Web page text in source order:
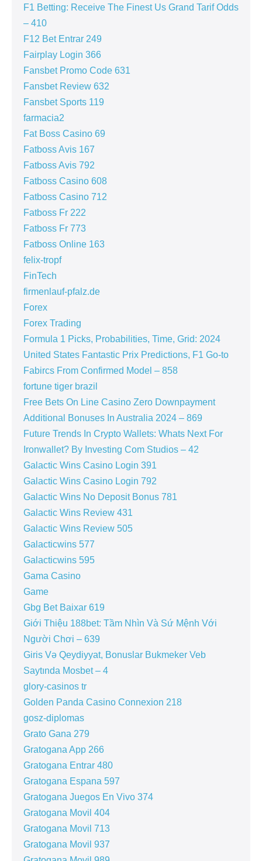
F1 Betting: Receive The Finest Us Grand Tarif Odds
– 410
F12 Bet Entrar 249
Fairplay Login 366
Fansbet Promo Code 631
Fansbet Review 632
Fansbet Sports 119
farmacia2
Fat Boss Casino 69
Fatboss Avis 167
Fatboss Avis 792
Fatboss Casino 608
Fatboss Casino 712
Fatboss Fr 222
Fatboss Fr 773
Fatboss Online 163
felix-tropf
FinTech
firmenlauf-pfalz.de
Forex
Forex Trading
Formula 1 Picks, Probabilities, Time, Grid: 2024
United States Fantastic Prix Predictions, F1 Go-to
Fabircs From Confirmed Model – 858
fortune tiger brazil
Free Bets On Line Casino Zero Downpayment
Additional Bonuses In Australia 2024 – 869
Future Trends In Crypto Wallets: Whats Next For
Ironwallet? By Investing Com Studios – 42
Galactic Wins Casino Login 391
Galactic Wins Casino Login 792
Galactic Wins No Deposit Bonus 781
Galactic Wins Review 431
Galactic Wins Review 505
Galacticwins 577
Galacticwins 595
Gama Casino
Game
Gbg Bet Baixar 619
Giới Thiệu 188bet: Tầm Nhìn Và Sứ Mệnh Với
Người Chơi – 639
Giris Və Qeydiyyat, Bonuslar Bukmeker Veb
Saytında Mosbet – 4
glory-casinos tr
Golden Panda Casino Connexion 218
gosz-diplomas
Grato Gana 279
Gratogana App 266
Gratogana Entrar 480
Gratogana Espana 597
Gratogana Juegos En Vivo 374
Gratogana Movil 404
Gratogana Movil 713
Gratogana Movil 937